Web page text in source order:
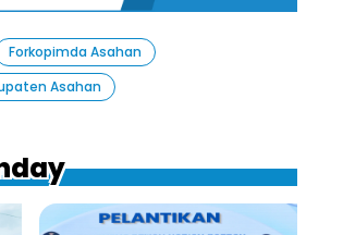
Forkopimda Asahan
Asahan